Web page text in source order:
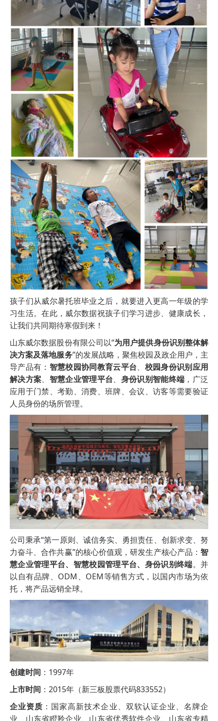
孩子们从威尔暑托班毕业之后，就要进入更高一年级的学
习生活。在此，威尔数据祝孩子们学习进步、健康成长，
让我们共同期待寒假到来！
山东威尔数据股份有限公司以“为用户提供身份识别整体解
决方案及落地服务”的发展战略，聚焦校园及政企用户，主
导产品有： 智慧校园协同教育云平台、 校园身份识别应用
解决方案、 智慧企业管理平台、 身份识别智能终端 ，广泛
应用于门禁、考勤、消费、班牌、会议、访客等需要验证
人员身份的场所管理。
公司秉承“第一原则、诚信务实、勇担责任、创新求变、努
力奋斗、合作共赢”的核心价值观，研发生产核心产品： 智
慧企业管理平台、智慧校园管理平台、身份识别终端。并
以自有品牌、ODM、OEM等销售方式，以国内市场为依
托，将产品远销全球。
创建时间 ：1997年
上市时间 ：2015年（新三板股票代码833552）
企业资质 ：国家高新技术企业、双软认证企业、名牌企
业、山东省瞪羚企业、山东省优秀软件企业、山东省专精